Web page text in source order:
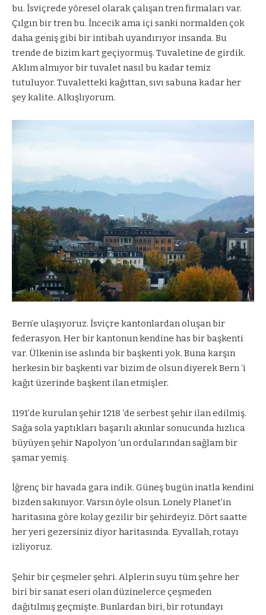
bu. İsviçrede yöresel olarak çalışan tren firmaları var.
Çılgın bir tren bu. İncecik ama içi sanki normalden çok
daha geniş gibi bir intibah uyandırıyor insanda. Bu
trende de bizim kart geçiyormuş. Tuvaletine de girdik.
Aklım almıyor bir tuvalet nasıl bu kadar temiz
tutuluyor. Tuvaletteki kağıttan, sıvı sabuna kadar her
şey kalite. Alkışlıyorum.
Bern’e ulaşıyoruz. İsviçre kantonlardan oluşan bir
federasyon. Her bir kantonun kendine has bir başkenti
var. Ülkenin ise aslında bir başkenti yok. Buna karşın
herkesin bir başkenti var bizim de olsun diyerek Bern ‘i
kağıt üzerinde başkent ilan etmişler.
1191’de kurulan şehir 1218 ‘de serbest şehir ilan edilmiş.
Sağa sola yaptıkları başarılı akınlar sonucunda hızlıca
büyüyen şehir Napolyon ‘un ordularından sağlam bir
şamar yemiş.
İğrenç bir havada gara indik. Güneş bugün inatla kendini
bizden sakınıyor. Varsın öyle olsun. Lonely Planet’in
haritasına göre kolay gezilir bir şehirdeyiz. Dört saatte
her yeri gezersiniz diyor haritasında. Eyvallah, rotayı
izliyoruz.
Şehir bir çeşmeler şehri. Alplerin suyu tüm şehre her
biri bir sanat eseri olan düzinelerce çeşmeden
dağıtılmış geçmişte. Bunlardan biri, bir rotundayı